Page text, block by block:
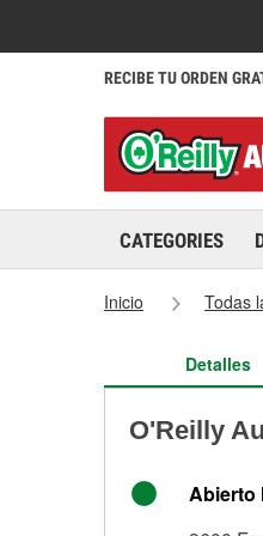
RECIBE TU ORDEN
CATEGORIES
Inicio Todas
Detalles
O'Reilly
Abierto